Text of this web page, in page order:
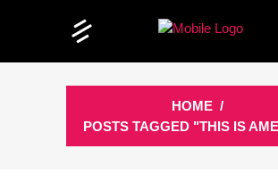
HOME /
POSTS TAGGED "THIS IS